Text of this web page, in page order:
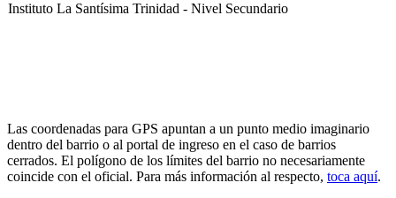
Instituto La Santísima Trinidad - Nivel Secundario
Las coordenadas para GPS apuntan a un punto medio imaginario
dentro del barrio o al portal de ingreso en el caso de barrios
cerrados. El polígono de los límites del barrio no necesariamente
coincide con el oficial. Para más información al respecto, toca aquí.